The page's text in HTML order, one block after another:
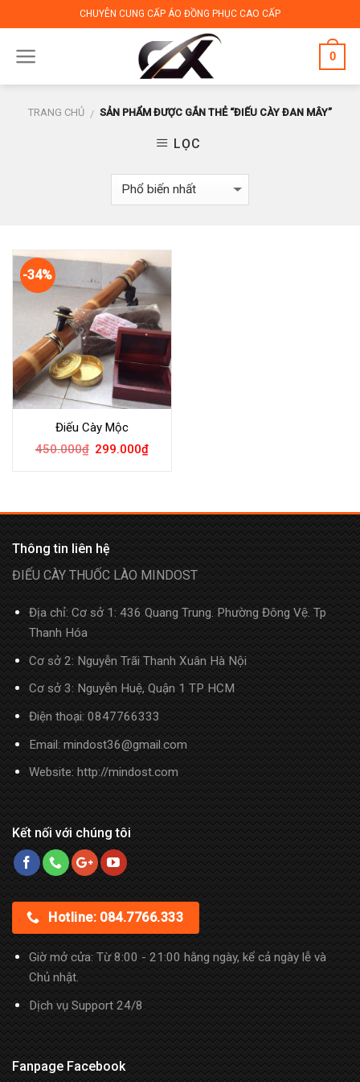
to
content
CHUYÊN CUNG CẤP ÁO ĐỒNG PHỤC CAO CẤP
0
TRANG CHỦ / SẢN PHẨM ĐƯỢC GẮN THẺ “ĐIẾU CÀY ĐAN MÂY”
LỌC
-34%
Điếu Cày Mộc
450.000₫ 299.000₫
Thông tin liên hệ
ĐIẾU CÀY THUỐC LÀO MINDOST
Địa chỉ: Cơ sở 1: 436 Quang Trung. Phường Đông Vệ. Tp
Thanh Hóa
Cơ sở 2: Nguyễn Trãi Thanh Xuân Hà Nội
Cơ sở 3: Nguyễn Huệ, Quận 1 TP HCM
Điện thoại:0847766333
Email: mindost36@gmail.com
Website: http://mindost.com
Kết nối với chúng tôi
Hotline: 084.7766.333
Giờ mở cửa: Từ 8:00 - 21:00 hằng ngày, kể cả ngày lễ và
Chủ nhật.
Dịch vụ Support 24/8
Fanpage Facebook